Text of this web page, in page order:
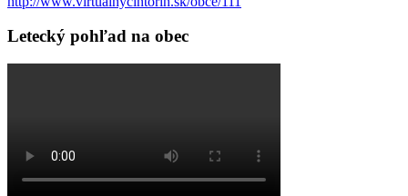
Letecký pohľad na obec